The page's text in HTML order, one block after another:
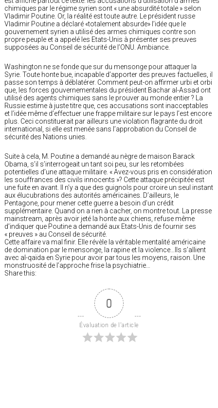
chimiques par le régime syrien sont « une absurdité totale » selon
Vladimir Poutine. Or, la réalité est toute autre. Le président russe
Vladimir Poutine a déclaré «totalement absurde» l’idée que le
gouvernement syrien a utilisé des armes chimiques contre son
propre peuple et a appelé les Etats-Unis à présenter ses preuves
supposées au Conseil de sécurité de l’ONU. Ambiance.
Washington ne se fonde que sur du mensonge pour attaquer la
Syrie. Toute honte bue, incapable d’apporter des preuves factuelles, il
passe son temps à déblatérer. Comment peut-on affirmer urbi et orbi
que, les forces gouvernementales du président Bachar al-Assad ont
utilisé des agents chimiques sans le prouver au monde entier ? La
Russie estime à juste titre que, ces accusations sont inacceptables
et l’idée même d’effectuer une frappe militaire sur le pays l’est encore
plus. Ceci constituerait par ailleurs une violation flagrante du droit
international, si elle est menée sans l’approbation du Conseil de
sécurité des Nations unies.
Suite à cela, M. Poutine a demandé au nègre de maison Barack
Obama, s’il s’interrogeait un tant soi peu, sur les retombées
potentielles d’une attaque militaire. « Avez-vous pris en considération
les souffrances des civils innocents »? Cette attaque précipitée est
une fuite en avant. Il n’y a que des guignols pour croire un seul instant
aux élucubrations des autorités américaines. D’ailleurs, le
Pentagone, pour mener cette guerre a besoin d’un crédit
supplémentaire. Quand on a rien à cacher, on montre tout. La presse
mainstream, après avoir jeté la honte aux chiens, refuse même
d’indiquer que Poutine a demandé aux Etats-Unis de fournir ses
« preuves » au Conseil de sécurité.
Cette affaire va mal finir. Elle révèle la véritable mentalité américaine
de domination par le mensonge, la rapine et la violence…Ils s’allient
avec al-qaïda en Syrie pour avoir par tous les moyens, raison. Une
monstruosité de l’approche frise la psychiatrie…
Share this:
0
Évaluation de l'article